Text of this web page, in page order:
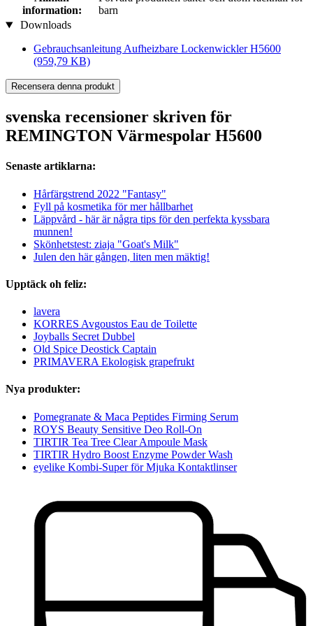
information:
barn
Downloads
Gebrauchsanleitung Aufheizbare Lockenwickler H5600
(959,79 KB)
Recensera denna produkt
svenska recensioner skriven för
REMINGTON Värmespolar H5600
Senaste artiklarna:
Hårfärgstrend 2022 "Fantasy"
Fyll på kosmetika för mer hållbarhet
Läppvård - här är några tips för den perfekta kyssbara
munnen!
Skönhetstest: ziaja "Goat's Milk"
Julen den här gången, liten men mäktig!
Upptäck oh feliz:
lavera
KORRES Avgoustos Eau de Toilette
Joyballs Secret Dubbel
Old Spice Deostick Captain
PRIMAVERA Ekologisk grapefrukt
Nya produkter:
Pomegranate & Maca Peptides Firming Serum
ROYS Beauty Sensitive Deo Roll-On
TIRTIR Tea Tree Clear Ampoule Mask
TIRTIR Hydro Boost Enzyme Powder Wash
eyelike Kombi-Super för Mjuka Kontaktlinser